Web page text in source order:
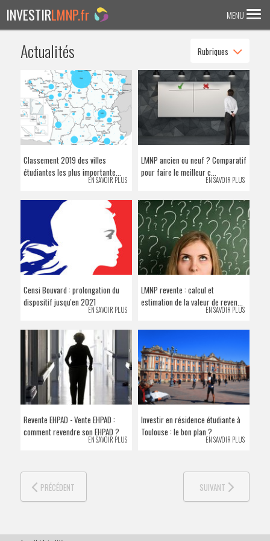
MENU
INVESTIRLMNP.fr
ACCUEIL
Investir en :
LMNP ANCIEN
RESIDENCE ETUDIANTE
EHPAD
RESIDENCE SENIOR
ACTUALITES
FAQ
VENDRE SON BIEN
Actualités Rubriques
Classement 2019 des villes
étudiantes les plus importante...
EN SAVOIR PLUS
LMNP ancien ou neuf ? Comparatif
pour faire le meilleur c...
EN SAVOIR PLUS
Censi Bouvard : prolongation du
dispositif jusqu'en 2021
EN SAVOIR PLUS
LMNP revente : calcul et
estimation de la valeur de reven...
EN SAVOIR PLUS
Revente EHPAD - Vente EHPAD :
comment revendre son EHPAD ?
EN SAVOIR PLUS
Investir en résidence étudiante à
Toulouse : le bon plan ?
EN SAVOIR PLUS
PRÉCÉDENT SUIVANT